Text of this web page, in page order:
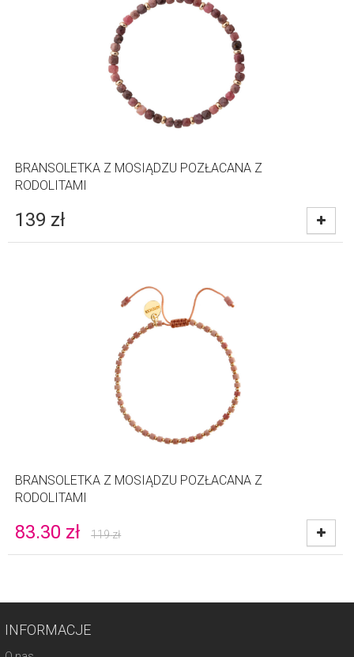
BRANSOLETKA Z MOSIĄDZU POZŁACANA Z
RODOLITAMI
139 zł
BRANSOLETKA Z MOSIĄDZU POZŁACANA Z
RODOLITAMI
83.30 zł 119zł
INFORMACJE